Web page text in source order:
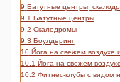
9 Батутные центры,
9.1 Батутные центры
9.2 Скалодромы
9.3 Боулдеринг
10 Йога на свежем воздухе
10.1 Йога на свежем воздухе
10.2 Фитнес-клубы с видом